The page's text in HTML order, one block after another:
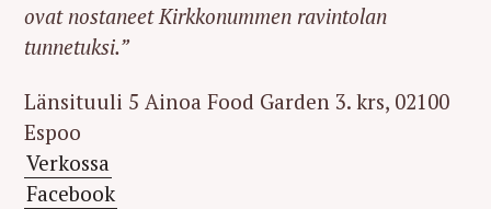
ovat nostaneet Kirkkonummen ravintolan
tunnetuksi.”
Länsituuli 5 Ainoa Food Garden 3. krs, 02100
Espoo
Verkossa
Facebook